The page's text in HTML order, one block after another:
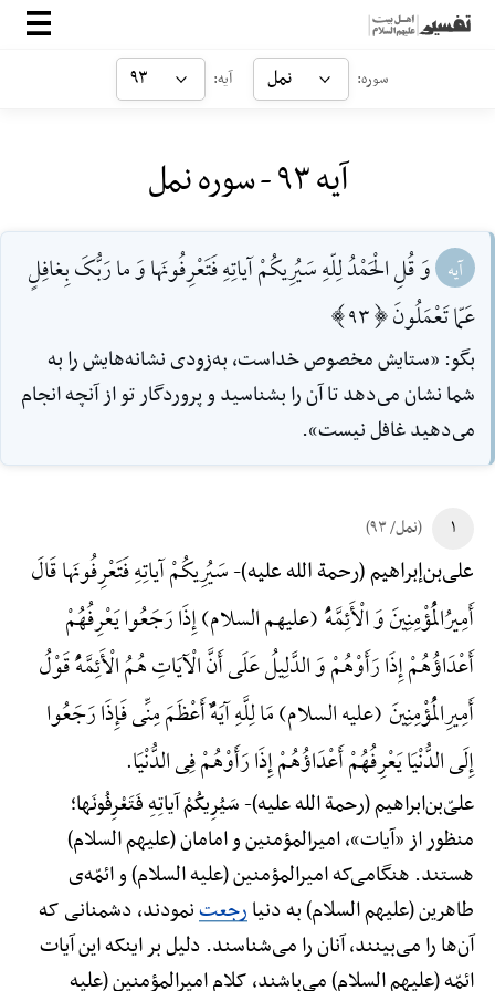
صفحه‌اصلی
ارتباط با ما
سوره: نمل آیه: ۹۳
آیه ۹۳ - سوره نمل
آیه وَ قُلِ الْحَمْدُ لِلّهِ سَیُرِیکُمْ آیاتِهِ فَتَعْرِفُونَها وَ ما رَبُّکَ بِغافِلٍ
عَمّا تَعْمَلُونَ [93]
بگو: «ستایش مخصوص خداست، به‌زودى نشانه‌هایش را به
شما نشان ‌مى‌دهد تا آن را بشناسید و پروردگار تو از آنچه انجام
‌مى‌دهید غافل ‌نیست».
۱ (نمل/ ۹۳)
علی‌بن‌إبراهیم (رحمة الله علیه)-سَیُرِیکُمْ آیاتِهِ فَتَعْرِفُونَها قَالَ
أَمِیرُالْمُؤْمِنِینَ وَ الْأَئِمَّهًُْ (علیهم السلام) إِذَا رَجَعُوا یَعْرِفُهُمْ
أَعْدَاؤُهُمْ إِذَا رَأَوْهُمْ وَ الدَّلِیلُ عَلَی أَنَّ الْآیَاتِ هُمُ الْأَئِمَّهًُْ قَوْلُ
أَمِیرِالْمُؤْمِنِینَ (علیه السلام) مَا لِلَّهِ آیَهًٌْ أَعْظَمَ مِنِّی فَإِذَا رَجَعُوا
إِلَی الدُّنْیَا یَعْرِفُهُمْ أَعْدَاؤُهُمْ إِذَا رَأَوْهُمْ فِی الدُّنْیَا.
علیّ‌بن‌ابراهیم (رحمة الله علیه)-سَیُرِیکُمْ آیاتِهِ فَتَعْرِفُونَها؛
منظور از «آیات»، امیرالمؤمنین و امامان (علیهم السلام)
هستند. هنگامی‌که امیرالمؤمنین (علیه السلام) و ائمّه‌ی
طاهرین (علیهم السلام) به دنیارجعتنمودند، دشمنانی که
آن‌ها را می‌بینند، آنان را می‌شناسند. دلیل بر اینکه این آیات
ائمّه (علیهم السلام) می‌باشند، کلام امیرالمؤمنین (علیه